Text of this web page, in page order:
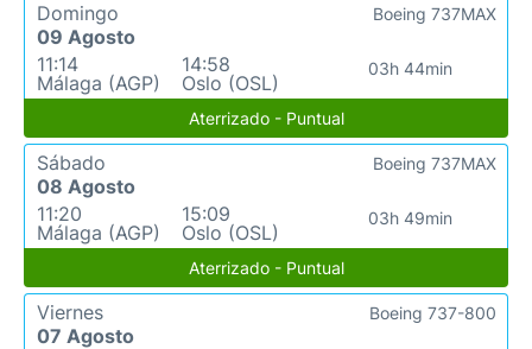
Domingo
09 Agosto
11:14
Málaga (AGP)
14:58
Oslo (OSL)
03h 44min
Boeing 737MAX
Aterrizado - Puntual
Sábado
08 Agosto
11:20
Málaga (AGP)
15:09
Oslo (OSL)
03h 49min
Boeing 737MAX
Aterrizado - Puntual
Viernes
07 Agosto
Boeing 737-800